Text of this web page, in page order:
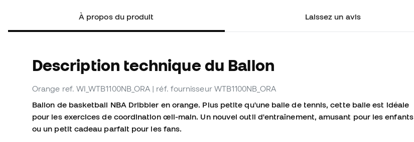
À propos du produit Laissez un avis
Description technique du Ballon
Orange ref. WI_WTB1100NB_ORA | réf. fournisseur WTB1100NB_ORA
Ballon de basketball NBA Dribbler en orange. Plus petite qu'une balle de tennis, cette balle est idéale
pour les exercices de coordination œil-main. Un nouvel outil d'entraînement, amusant pour les enfants
ou un petit cadeau parfait pour les fans.